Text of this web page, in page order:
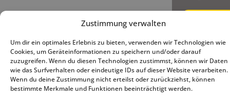
Zustimmung verwalten
Um dir ein optimales Erlebnis zu bieten, verwenden wir Technologien wie
Cookies, um Geräteinformationen zu speichern und/oder darauf
zuzugreifen. Wenn du diesen Technologien zustimmst, können wir Daten
wie das Surfverhalten oder eindeutige IDs auf dieser Website verarbeiten.
Wenn du deine Zustimmung nicht erteilst oder zurückziehst, können
bestimmte Merkmale und Funktionen beeinträchtigt werden.
© 2025 – Deutscher Baseball
und Softball Verband e.V.
Impressum|Datenschutz |
Cookie-Richtlinie (EU)